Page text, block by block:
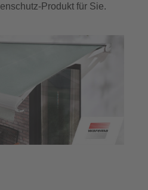
Produkt für Sie.